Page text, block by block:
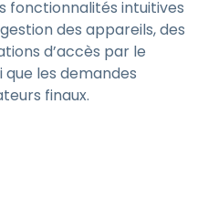
fonctionnalités intuitives
des appareils, des
d’accès par le
les demandes
finaux.